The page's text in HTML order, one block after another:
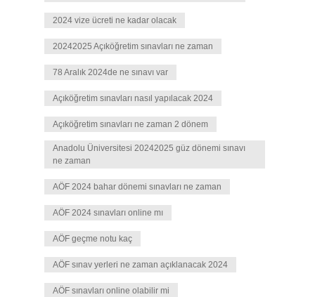
2024 vize ücreti ne kadar olacak
20242025 Açıköğretim sınavları ne zaman
78 Aralık 2024de ne sınavı var
Açıköğretim sınavları nasıl yapılacak 2024
Açıköğretim sınavları ne zaman 2 dönem
Anadolu Üniversitesi 20242025 güz dönemi sınavı
ne zaman
AÖF 2024 bahar dönemi sınavları ne zaman
AÖF 2024 sınavları online mı
AÖF geçme notu kaç
AÖF sınav yerleri ne zaman açıklanacak 2024
AÖF sınavları online olabilir mi